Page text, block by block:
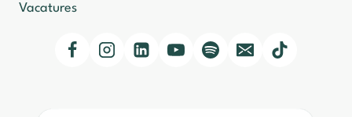
Vacatures